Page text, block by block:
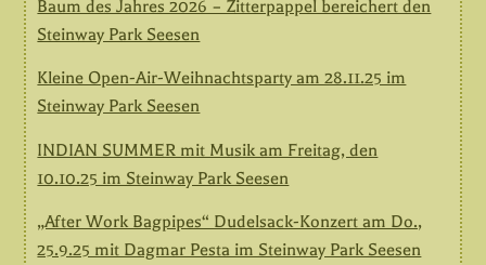
Baum des Jahres 2026 – Zitterpappel bereichert den
Steinway Park Seesen
Kleine Open-Air-Weihnachtsparty am 28.11.25 im
Steinway Park Seesen
INDIAN SUMMER mit Musik am Freitag, den
10.10.25 im Steinway Park Seesen
„After Work Bagpipes“ Dudelsack-Konzert am Do.,
25.9.25 mit Dagmar Pesta im Steinway Park Seesen